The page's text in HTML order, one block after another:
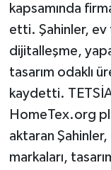
kapsamında
etti. Şahinler,
dijitalleşme,
tasarım odaklı
kaydetti.
HomeTex.org
aktaran
markaları,